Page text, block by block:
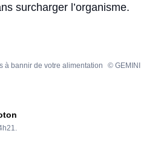
surcharger l’organisme.
à bannir de votre alimentation © GEMINI